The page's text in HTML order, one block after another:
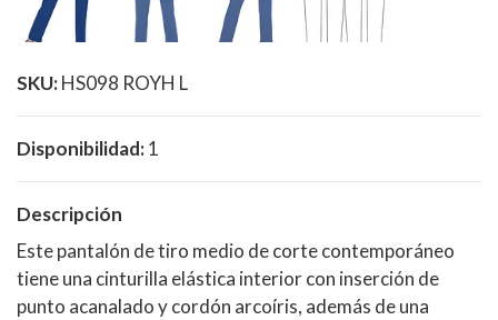
SKU:HS098 ROYH L
Disponibilidad:1
Descripción
Este pantalón de tiro medio de corte contemporáneo
tiene una cinturilla elástica interior con inserción de
punto acanalado y cordón arcoíris, además de una